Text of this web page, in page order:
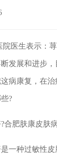
生表示：荨
发展和进步
病康复，在
?
肥肤康皮肤病
种过敏性皮